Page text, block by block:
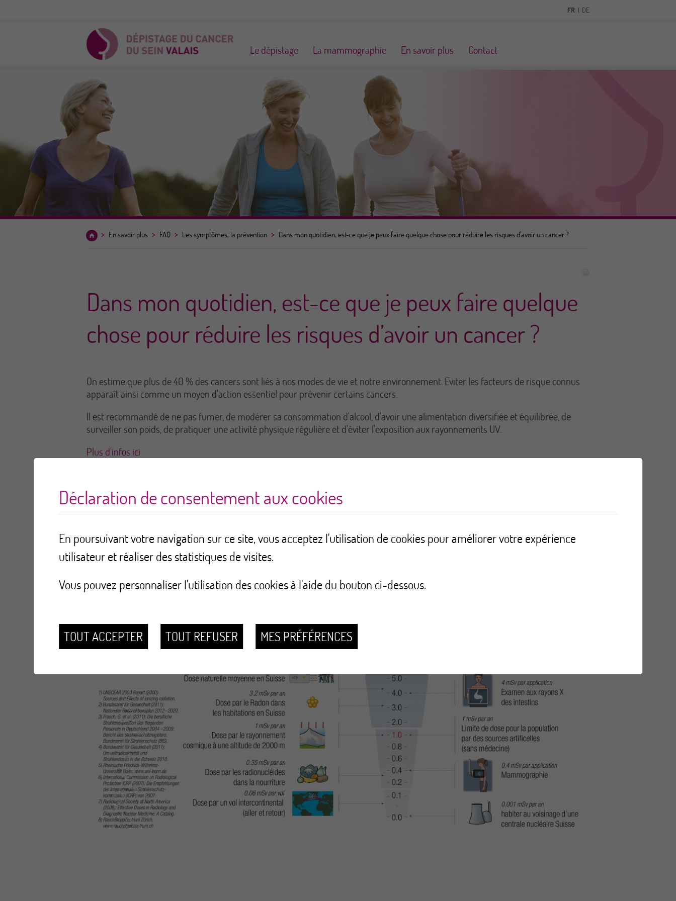
FR DE
Le dépistage La mammographie En savoir plus Contact
> En savoir plus > FAQ > Les symptômes, la prévention > Dans mon quotidien, est-ce que je peux faire quelque chose pour réduire les risques d’avoir un cancer ?
Dans mon quotidien, est-ce que je peux faire quelque
chose pour réduire les risques d’avoir un cancer ?
On estime que plus de 40 % des cancers sont liés à nos modes de vie et notre environnement. Eviter les facteurs de risque connus
apparaît ainsi comme un moyen d'action essentiel pour prévenir certains cancers.
Il est recommandé de ne pas fumer, de modérer sa consommation d'alcool, d'avoir une alimentation diversifiée et équilibrée, de
surveiller son poids, de pratiquer une activité physique régulière et d'éviter l'exposition aux rayonnements UV.
Plus d'infos ici
Déclaration de consentement aux cookies
En poursuivant votre navigation sur ce site, vous acceptez l'utilisation de cookies pour améliorer votre expérience
utilisateur et réaliser des statistiques de visites.
Vous pouvez personnaliser l'utilisation des cookies à l'aide du bouton ci-dessous.
TOUT ACCEPTER TOUT REFUSER MES PRÉFÉRENCES